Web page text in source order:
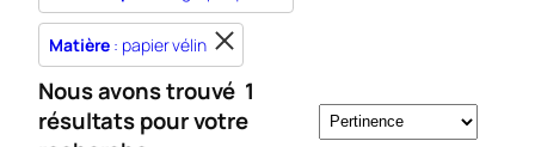
Matière : papier vélin
Nous avons trouvé 1
résultats pour votre